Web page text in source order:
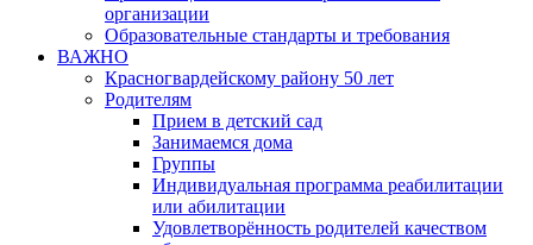
организации
Образовательные стандарты и требования
ВАЖНО
Красногвардейскому району 50 лет
Родителям
Прием в детский сад
Занимаемся дома
Группы
Индивидуальная программа реабилитации
или абилитации
Удовлетворённость родителей качеством